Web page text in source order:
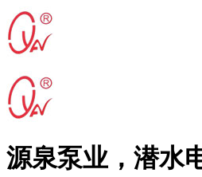
源泉泵业，潜水